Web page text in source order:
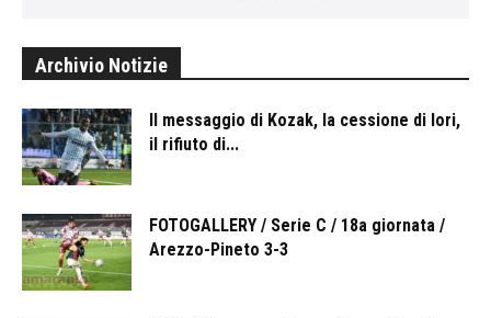
Archivio Notizie
Il messaggio di Kozak, la cessione di Iori,
il rifiuto di...
FOTOGALLERY / Serie C / 18a giornata /
Arezzo-Pineto 3-3